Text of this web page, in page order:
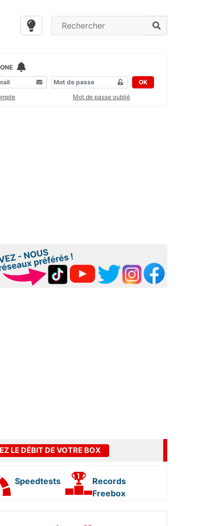
OK
Mot de passe oublié
LE DÉBIT DE VOTRE BOX
Speedtests
Records
Freebox